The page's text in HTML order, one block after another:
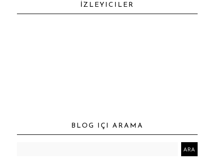
İZLEYICILER
BLOG IÇI ARAMA